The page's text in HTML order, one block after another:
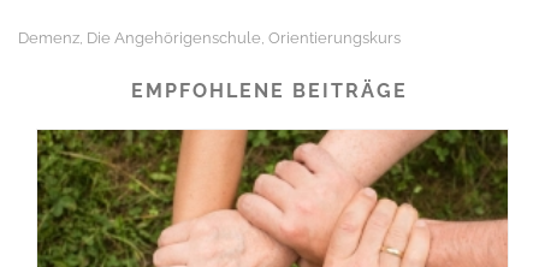
Demenz Die Angehörigenschule Orientierungskurs
EMPFOHLENE BEITRÄGE